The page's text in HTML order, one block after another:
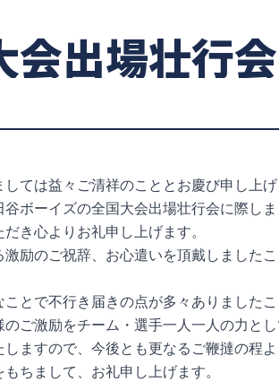
会出場壮行会
ては益々ご清祥のこととお慶び申し上げ
谷ボーイズの全国大会出場壮行会に際し
き心よりお礼申し上げます。
励のご祝辞、お心遣いを頂戴しました
とで不行き届きの点が多々ありました
のご激励をチーム・選手一人一人の力と
ますので、今後とも更なるご鞭撻の程よ
ちまして、お礼申し上げます。